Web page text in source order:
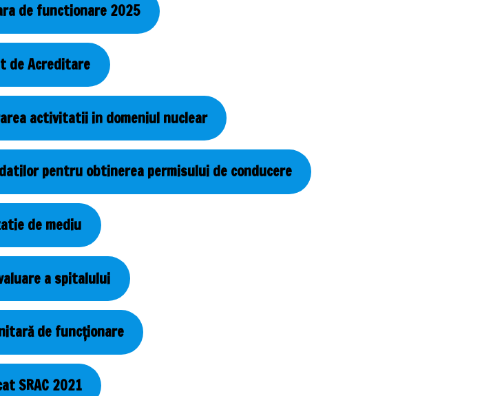
de functionare 2025
de Acreditare
activitatii in domeniul nuclear
pentru obtinerea permisului de conducere
de mediu
a spitalului
de funcționare
SRAC 2021